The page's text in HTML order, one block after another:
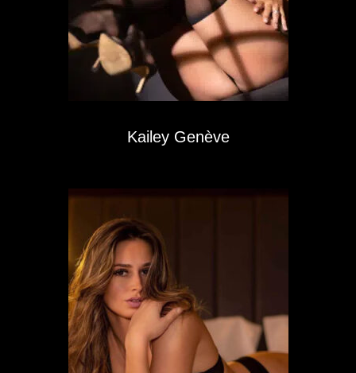
Kailey Genève